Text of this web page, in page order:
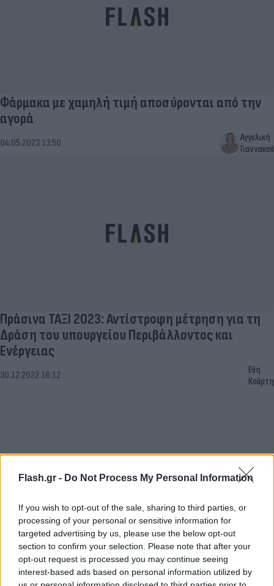
Flash.gr - Do Not Process My Personal Information
If you wish to opt-out of the sale, sharing to third parties, or
processing of your personal or sensitive information for
targeted advertising by us, please use the below opt-out
section to confirm your selection. Please note that after your
opt-out request is processed you may continue seeing
interest-based ads based on personal information utilized by
Φάρμακα με χαμηλή τιμή αποσύρονται από την
αγορά
04.05.2023 13:50
Αγγελική
Γιαννακού
Πράσινα ΤΑΞΙ 2023: Αντίστροφη μέτρηση για τη
Δράση του υπουργείου Περιβάλλοντος και
Ενέργειας
30.12.2022 16:12
Εύη
Κούρτη